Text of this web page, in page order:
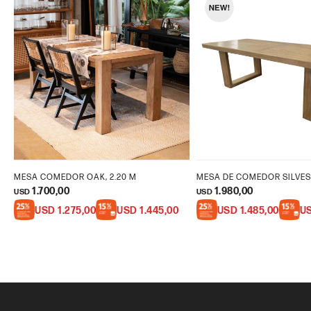
MESA COMEDOR OAK, 2.20 M
USD 1.700,00
USD 1.275,00 USD 1.445,00
MESA DE COMEDOR
USD 1.980,00
USD 1.485,00